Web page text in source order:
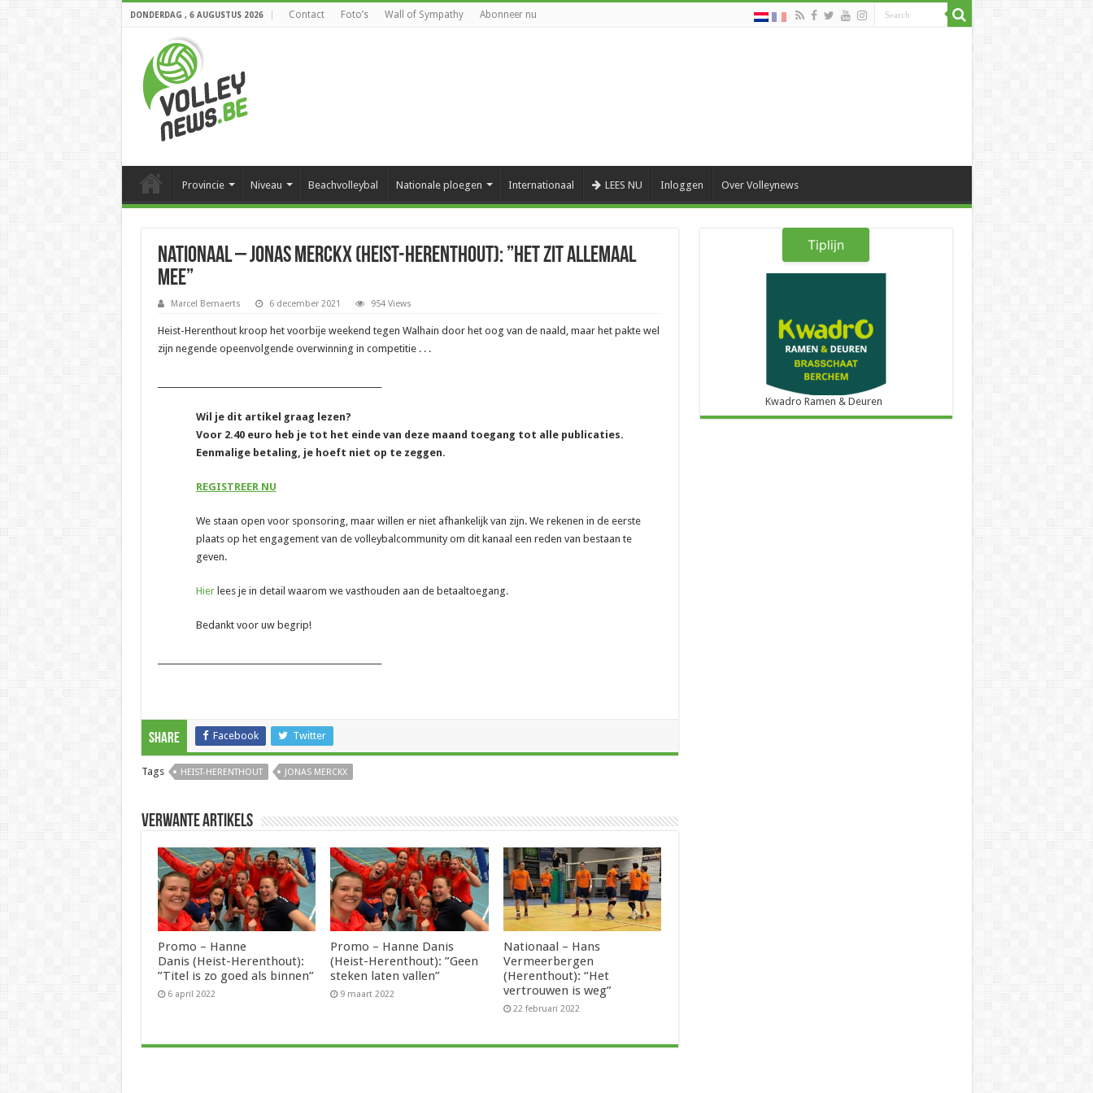
DONDERDAG , 6 AUGUSTUS 2026 Contact Foto’s Wall of Sympathy Abonneer nu
Provincie Niveau Beachvolleybal Nationale ploegen Internationaal LEES NU Inloggen Over Volleynews
Nationaal – Jonas Merckx (Heist-Herenthout): ”Het zit allemaal
mee”
Marcel Bernaerts 6 december 2021 954 Views
Heist-Herenthout kroop het voorbije weekend tegen Walhain door het oog van de naald, maar het pakte wel
zijn negende opeenvolgende overwinning in competitie . . .
Wil je dit artikel graag lezen?
Voor 2.40 euro heb je tot het einde van deze maand toegang tot alle publicaties.
Eenmalige betaling, je hoeft niet op te zeggen.
REGISTREER NU
We staan open voor sponsoring, maar willen er niet afhankelijk van zijn. We rekenen in de eerste
plaats op het engagement van de volleybalcommunity om dit kanaal een reden van bestaan te
geven.
Hierlees je in detail waarom we vasthouden aan de betaaltoegang.
Bedankt voor uw begrip!
Share Facebook Twitter
Tags HEIST-HERENTHOUT JONAS MERCKX
Verwante artikels
Promo – Hanne
Danis (Heist-Herenthout):
”Titel is zo goed als binnen”
6 april 2022
Promo – Hanne Danis
(Heist-Herenthout): ”Geen
steken laten vallen”
9 maart 2022
Nationaal – Hans
Vermeerbergen
(Herenthout): “Het
vertrouwen is weg”
22 februari 2022
Tiplijn
Kwadro Ramen & Deuren